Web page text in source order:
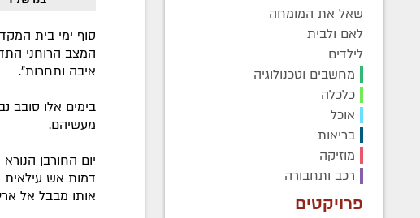
שאל את המומחה
לאם ולבית
לילדים
מחשבים וטכנולוגיה
כלכלה
אוכל
בריאות
מוזיקה
רכב ותחבורה
פרויקטים
סוף ימי בית
המצב הרוחני
איבה ותחרות".
בימים אלו סובב
מעשיהם.
יום החורבן
דמות אש עילאית
אותו מבבל אל